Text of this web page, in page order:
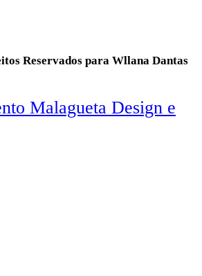
Reservados para Wllana Dantas
Malagueta Design e